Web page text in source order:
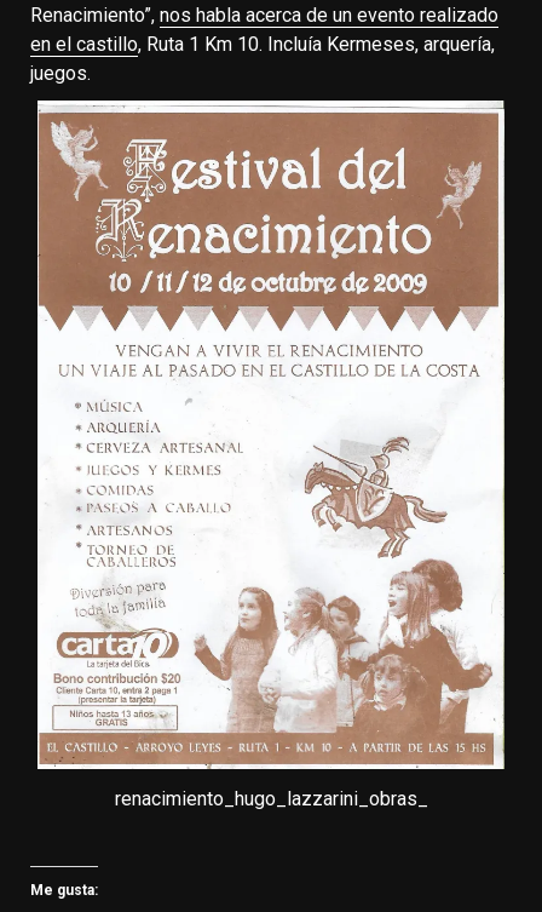
Renacimiento”, nos habla acerca de un evento realizado
en el castillo, Ruta 1 Km 10. Incluía Kermeses, arquería,
juegos.
renacimiento_hugo_lazzarini_obras_
Me gusta: